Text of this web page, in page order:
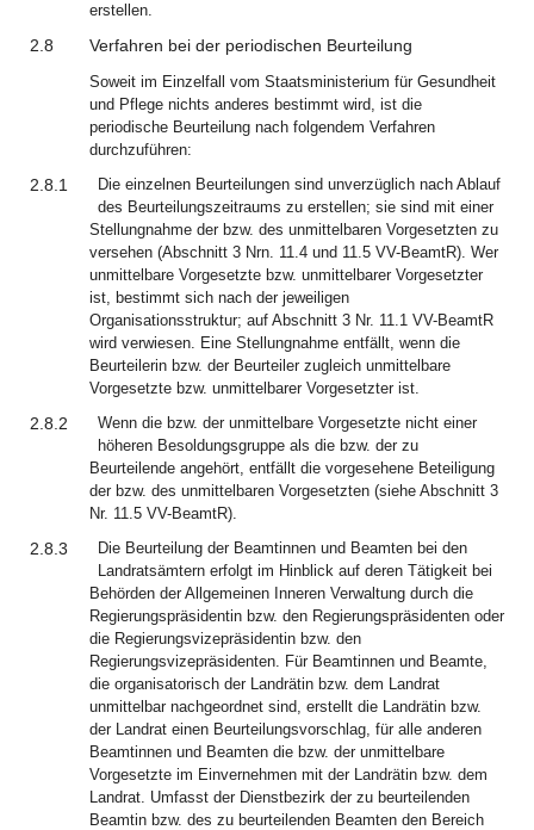
erstellen.
2.8 Verfahren bei der periodischen Beurteilung
Soweit im Einzelfall vom Staatsministerium für Gesundheit
und Pflege nichts anderes bestimmt wird, ist die
periodische Beurteilung nach folgendem Verfahren
durchzuführen:
2.8.1
Die einzelnen Beurteilungen sind unverzüglich nach Ablauf
des Beurteilungszeitraums zu erstellen; sie sind mit einer
Stellungnahme der bzw. des unmittelbaren Vorgesetzten zu
versehen (Abschnitt 3 Nrn. 11.4 und 11.5 VV-BeamtR). Wer
unmittelbare Vorgesetzte bzw. unmittelbarer Vorgesetzter
ist, bestimmt sich nach der jeweiligen
Organisationsstruktur; auf Abschnitt 3 Nr. 11.1 VV-BeamtR
wird verwiesen. Eine Stellungnahme entfällt, wenn die
Beurteilerin bzw. der Beurteiler zugleich unmittelbare
Vorgesetzte bzw. unmittelbarer Vorgesetzter ist.
2.8.2
Wenn die bzw. der unmittelbare Vorgesetzte nicht einer
höheren Besoldungsgruppe als die bzw. der zu
Beurteilende angehört, entfällt die vorgesehene Beteiligung
der bzw. des unmittelbaren Vorgesetzten (siehe Abschnitt 3
Nr. 11.5 VV-BeamtR).
2.8.3
Die Beurteilung der Beamtinnen und Beamten bei den
Landratsämtern erfolgt im Hinblick auf deren Tätigkeit bei
Behörden der Allgemeinen Inneren Verwaltung durch die
Regierungspräsidentin bzw. den Regierungspräsidenten oder
die Regierungsvizepräsidentin bzw. den
Regierungsvizepräsidenten. Für Beamtinnen und Beamte,
die organisatorisch der Landrätin bzw. dem Landrat
unmittelbar nachgeordnet sind, erstellt die Landrätin bzw.
der Landrat einen Beurteilungsvorschlag, für alle anderen
Beamtinnen und Beamten die bzw. der unmittelbare
Vorgesetzte im Einvernehmen mit der Landrätin bzw. dem
Landrat. Umfasst der Dienstbezirk der zu beurteilenden
Beamtin bzw. des zu beurteilenden Beamten den Bereich